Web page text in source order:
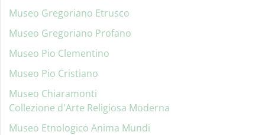
Museo Gregoriano Etrusco
Museo Gregoriano Profano
Museo Pio Clementino
Museo Pio Cristiano
Museo Chiaramonti
Collezione d'Arte Religiosa Moderna
Museo Etnologico Anima Mundi